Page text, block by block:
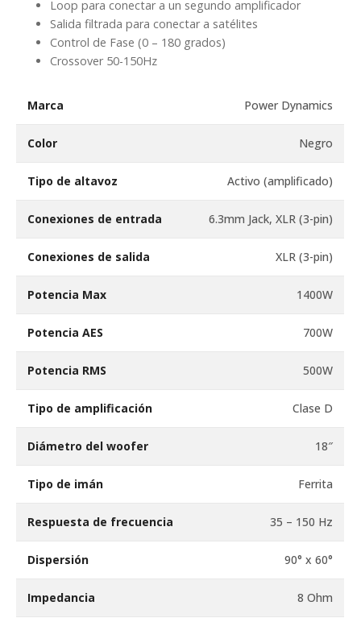
Loop para conectar a un segundo amplificador
Salida filtrada para conectar a satélites
Control de Fase (0 – 180 grados)
Crossover 50-150Hz
Marca Power Dynamics
Color Negro
Tipo de altavoz Activo (amplificado)
Conexiones de entrada 6.3mm Jack, XLR (3-pin)
Conexiones de salida XLR (3-pin)
Potencia Max 1400W
Potencia AES 700W
Potencia RMS 500W
Tipo de amplificación Clase D
Diámetro del woofer 18″
Tipo de imán Ferrita
Respuesta de frecuencia 35 – 150 Hz
Dispersión 90° x 60°
Impedancia 8 Ohm